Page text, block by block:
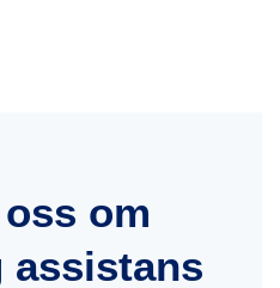
om
assistans